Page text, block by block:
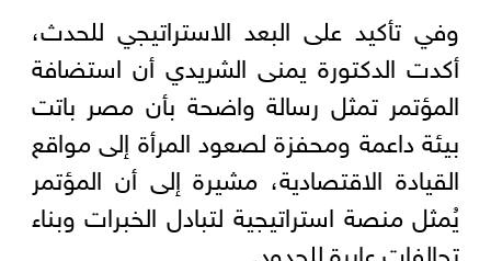
وفي تأكيد على البعد الاستراتيجي للحدث،
أكدت الدكتورة يمنى الشريدي أن استضافة
المؤتمر تمثل رسالة واضحة بأن مصر باتت
بيئة داعمة ومحفزة لصعود المرأة إلى مواقع
القيادة الاقتصادية، مشيرة إلى أن المؤتمر
يُمثل منصة استراتيجية لتبادل الخبرات وبناء
تحالفات عابرة للحدود.